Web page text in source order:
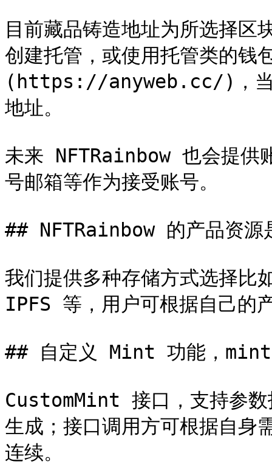
目前藏品铸造地址为所选择区
创建托管，或使用托管类的
(https://anyweb.cc/)，当然
地址。
未来 NFTRainbow 也会提供
号邮箱等作为接受账号。
## NFTRainbow 的产品资源
我们提供多种存储方式选择比
IPFS 等，用户可根据自己的
## 自定义 Mint 功能，
CustomMint 接口，支持参
生成；接口调用方可根据自
连续。